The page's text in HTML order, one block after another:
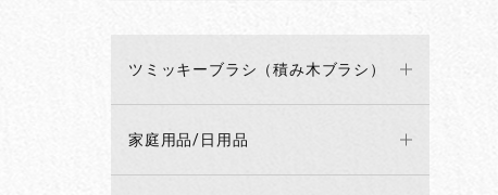
ツミッキーブラシ（積み木ブラシ）
家庭用品/日用品